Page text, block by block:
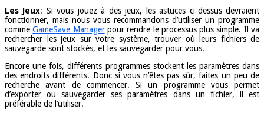
Les Jeux: Si vous jouez à des jeux, les astuces ci-dessus devraient
fonctionner, mais nous vous recommandons d’utiliser un programme
commeGameSave Managerpour rendre le processus plus simple. Il va
rechercher les jeux sur votre système, trouver où leurs fichiers de
sauvegarde sont stockés, et les sauvegarder pour vous.
Encore une fois, différents programmes stockent les paramètres dans
des endroits différents. Donc si vous n’êtes pas sûr, faites un peu de
recherche avant de commencer. Si un programme vous permet
d’exporter ou sauvegarder ses paramètres dans un fichier, il est
préférable de l’utiliser.